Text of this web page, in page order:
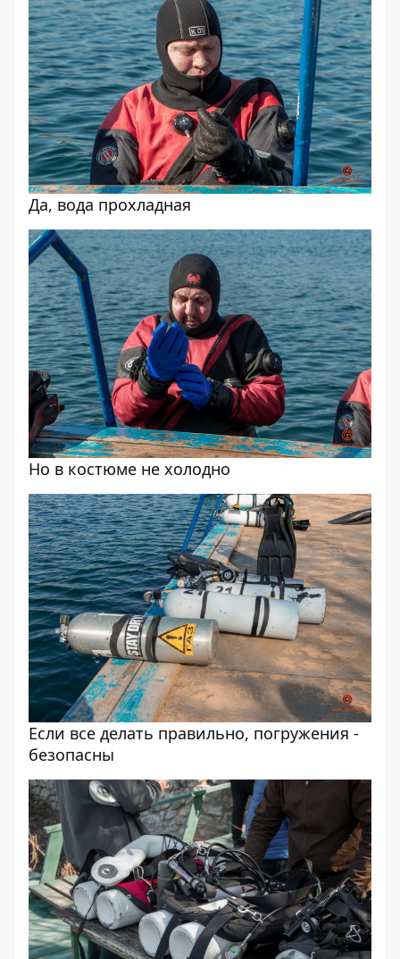
Да, вода прохладная
Но в костюме не холодно
Если все делать правильно, погружения -
безопасны